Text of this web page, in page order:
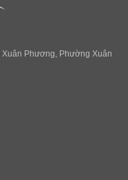
Phương, Phường Xuân